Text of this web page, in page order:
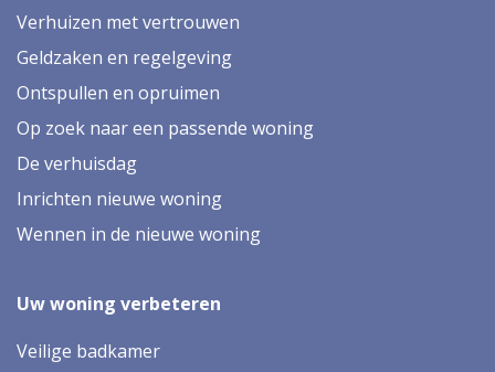
Verhuizen met vertrouwen
Geldzaken en regelgeving
Ontspullen en opruimen
Op zoek naar een passende woning
De verhuisdag
Inrichten nieuwe woning
Wennen in de nieuwe woning
Uw woning verbeteren
Veilige badkamer